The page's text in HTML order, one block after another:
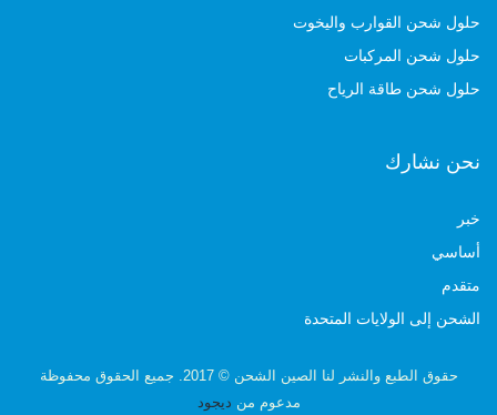
حلول شحن القوارب واليخوت
حلول شحن المركبات
حلول شحن طاقة الرياح
نحن نشارك
خبر
أساسي
متقدم
الشحن إلى الولايات المتحدة
حقوق الطبع والنشر لنا الصين الشحن © 2017. جميع الحقوق محفوظة
مدعوم من ديجود